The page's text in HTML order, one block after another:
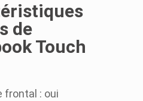
de
Touch
frontal : oui